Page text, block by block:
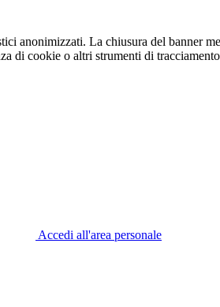
anonimizzati. La chiusura del banner
di cookie o altri strumenti di
Accedi all'area personale